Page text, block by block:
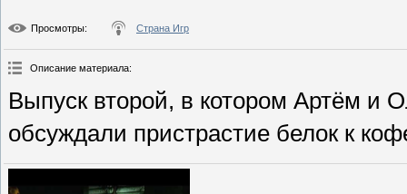
Просмотры: Страна Игр
Описание материала:
Выпуск второй, в котором Артём и
обсуждали пристрастие белок к